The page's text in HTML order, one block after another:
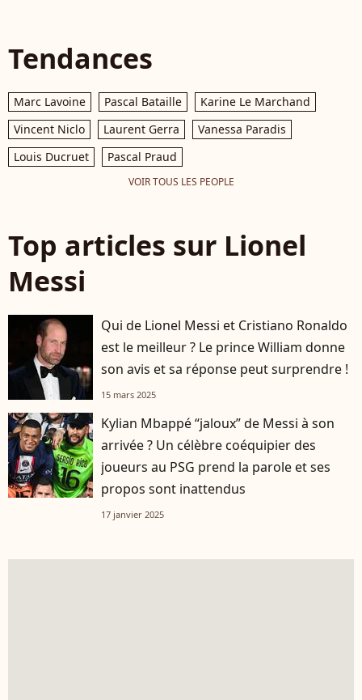
Tendances
Marc Lavoine Pascal Bataille
Karine Le Marchand
Vincent Niclo
Laurent Gerra
Vanessa Paradis
Louis Ducruet
Pascal Praud
VOIR TOUS LES PEOPLE
Top articles sur Lionel
Messi
Qui de Lionel Messi et Cristiano Ronaldo
est le meilleur ? Le prince William donne
son avis et sa réponse peut surprendre !
15 mars 2025
Kylian Mbappé “jaloux” de Messi à son
arrivée ? Un célèbre coéquipier des
joueurs au PSG prend la parole et ses
propos sont inattendus
17 janvier 2025